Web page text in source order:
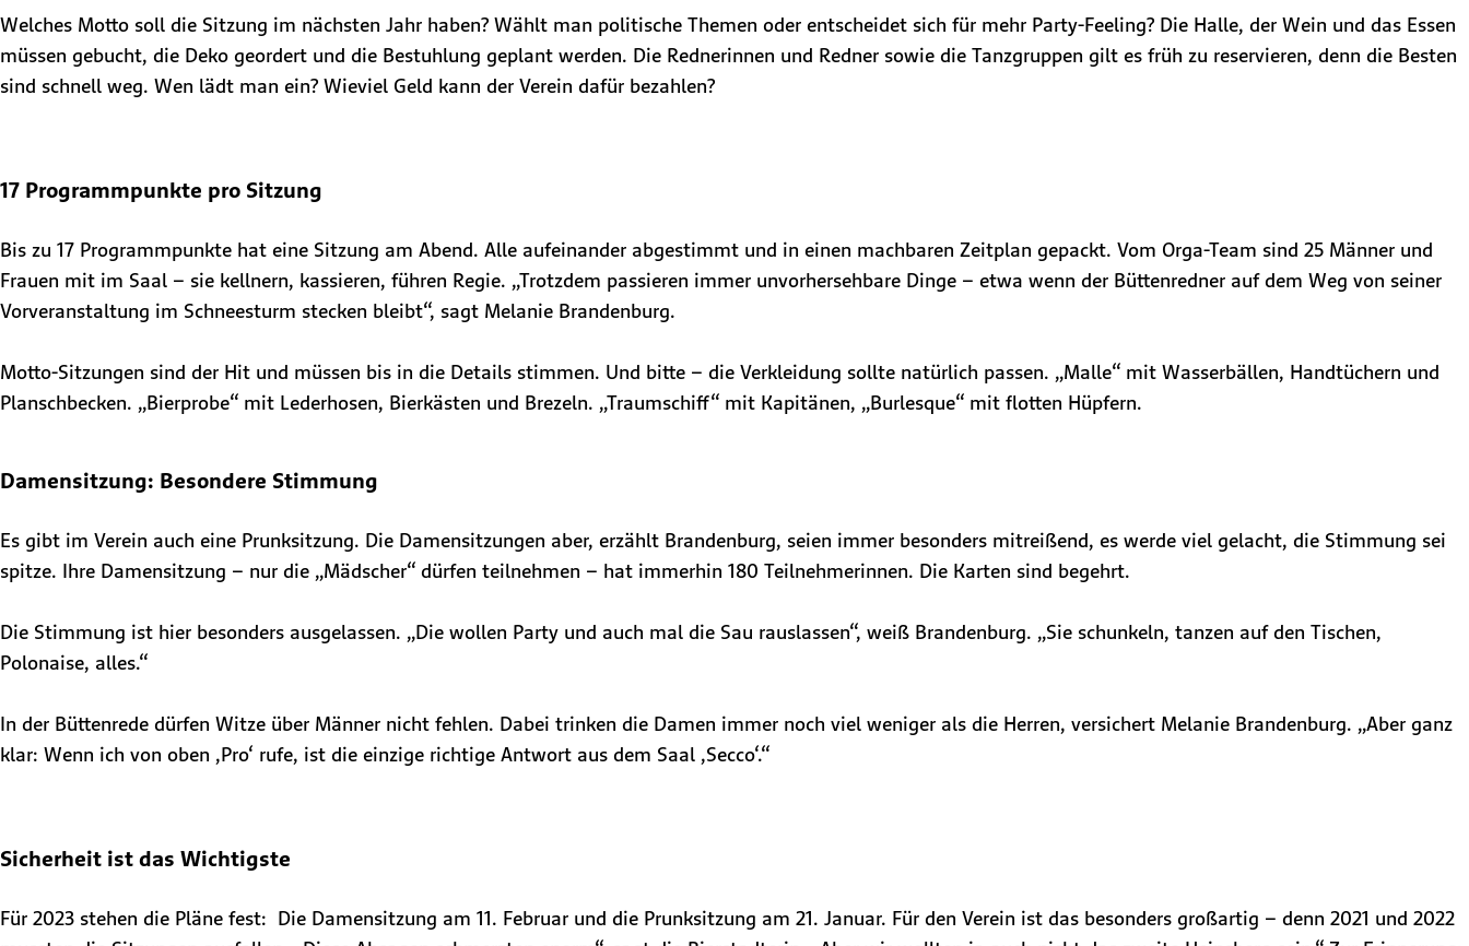
Welches Motto soll die Sitzung im nächsten Jahr haben? Wählt man politische Themen oder entscheidet sich für mehr Party-Feeling? Die Halle, der Wein und das Essen
müssen gebucht, die Deko geordert und die Bestuhlung geplant werden. Die Rednerinnen und Redner sowie die Tanzgruppen gilt es früh zu reservieren, denn die Besten
sind schnell weg. Wen lädt man ein? Wieviel Geld kann der Verein dafür bezahlen?
17 Programmpunkte pro Sitzung
Bis zu 17 Programmpunkte hat eine Sitzung am Abend. Alle aufeinander abgestimmt und in einen machbaren Zeitplan gepackt. Vom Orga-Team sind 25 Männer und
Frauen mit im Saal – sie kellnern, kassieren, führen Regie. „Trotzdem passieren immer unvorhersehbare Dinge – etwa wenn der Büttenredner auf dem Weg von seiner
Vorveranstaltung im Schneesturm stecken bleibt“, sagt Melanie Brandenburg.
Motto-Sitzungen sind der Hit und müssen bis in die Details stimmen. Und bitte – die Verkleidung sollte natürlich passen. „Malle“ mit Wasserbällen, Handtüchern und
Planschbecken. „Bierprobe“ mit Lederhosen, Bierkästen und Brezeln. „Traumschiff“ mit Kapitänen, „Burlesque“ mit flotten Hüpfern.
Damensitzung: Besondere Stimmung
Es gibt im Verein auch eine Prunksitzung. Die Damensitzungen aber, erzählt Brandenburg, seien immer besonders mitreißend, es werde viel gelacht, die Stimmung sei
spitze. Ihre Damensitzung – nur die „Mädscher“ dürfen teilnehmen – hat immerhin 180 Teilnehmerinnen. Die Karten sind begehrt.
Die Stimmung ist hier besonders ausgelassen. „Die wollen Party und auch mal die Sau rauslassen“, weiß Brandenburg. „Sie schunkeln, tanzen auf den Tischen,
Polonaise, alles.“
In der Büttenrede dürfen Witze über Männer nicht fehlen. Dabei trinken die Damen immer noch viel weniger als die Herren, versichert Melanie Brandenburg. „Aber ganz
klar: Wenn ich von oben ‚Pro‘ rufe, ist die einzige richtige Antwort aus dem Saal ‚Secco‘.“​​​
Sicherheit ist das W​ichtigste
Für 2023 stehen die Pläne fest: Die Damensitzung am 11. Februar und die Prunksitzung am 21. Januar. Für den Verein ist das besonders großartig – denn 2021 und 2022